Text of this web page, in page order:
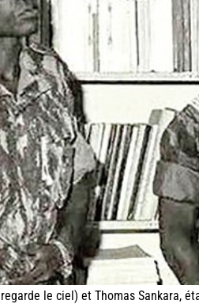
le ciel) et Thomas Sankara,